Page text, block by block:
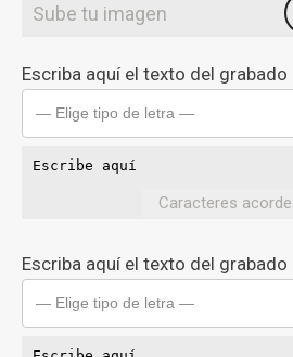
Sube tu imagen
Escriba aquí el texto del grabado
— Elige tipo de letra —
Caracteres
Escriba aquí el texto del grabado
— Elige tipo de letra —